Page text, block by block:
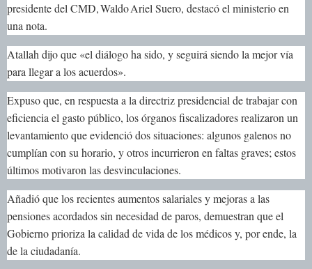
presidente del CMD, Waldo Ariel Suero, destacó el ministerio en
una nota.
Atallah dijo que «el diálogo ha sido, y seguirá siendo la mejor vía
para llegar a los acuerdos».
Expuso que, en respuesta a la directriz presidencial de trabajar con
eficiencia el gasto público, los órganos fiscalizadores realizaron un
levantamiento que evidenció dos situaciones: algunos galenos no
cumplían con su horario, y otros incurrieron en faltas graves; estos
últimos motivaron las desvinculaciones.
Añadió que los recientes aumentos salariales y mejoras a las
pensiones acordados sin necesidad de paros, demuestran que el
Gobierno prioriza la calidad de vida de los médicos y, por ende, la
de la ciudadanía.